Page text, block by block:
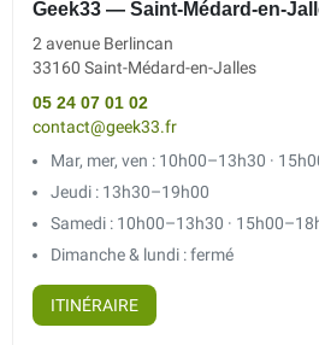
Geek33 — Saint-Médard-en-
2 avenue Berlincan
33160 Saint-Médard-en-Jalles
05 24 07 01 02
contact@geek33.fr
Mar, mer, ven : 10h00–13h30 ·
Jeudi : 13h30–19h00
Samedi : 10h00–13h30 ·
Dimanche & lundi : fermé
ITINÉRAIRE